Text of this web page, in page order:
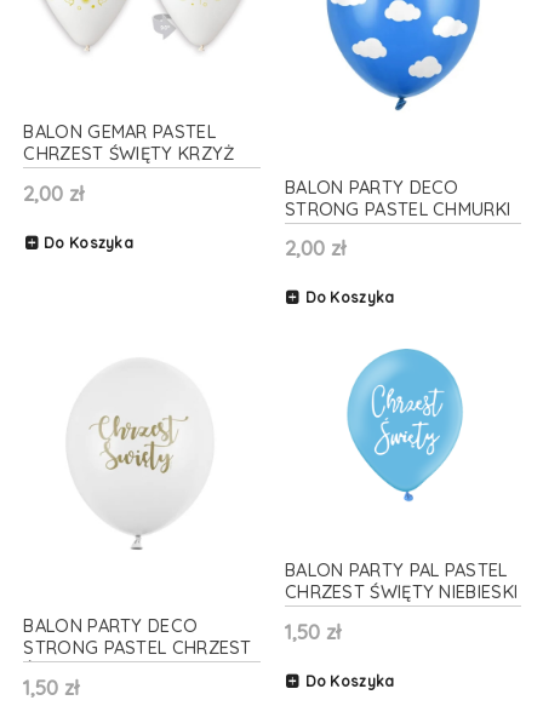
BALON GEMAR PASTEL
CHRZEST ŚWIĘTY KRZYŻ
BIAŁY 30cm 1szt
2,00 zł
Do Koszyka
BALON PARTY DECO
STRONG PASTEL CHMURKI
NIEBIESKI 30cm 1szt
2,00 zł
Do Koszyka
BALON PARTY DECO
STRONG PASTEL CHRZEST
ŚWIĘTY BIAŁY 30cm 1szt
1,50 zł
BALON PARTY PAL PASTEL
CHRZEST ŚWIĘTY NIEBIESKI
30cm 1szt
1,50 zł
Do Koszyka